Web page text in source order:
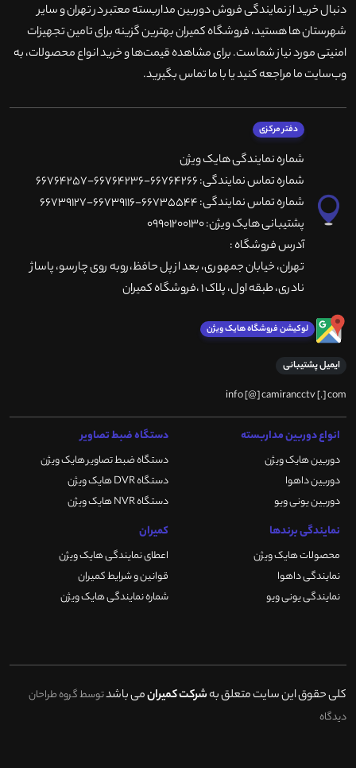
دنبال خرید از نمایندگی فروش دوربین مداربسته معتبر در تهران و سایر
شهرستان ها هستید، فروشگاه کمیران بهترین گزینه برای تامین تجهیزات
امنیتی مورد نیاز شماست. برای مشاهده قیمت‌ها و خرید انواع محصولات، به
وب‌سایت ما مراجعه کنید یا با ما تماس بگیرید.
دفتر مرکزی
شماره نمایندگی هایک ویژن
شماره تماس نمایندگی: 66764266-66764236-66764257
شماره تماس نمایندگی: 66735544-66739116-66739127
پشتیبانی هایک ویژن: 09901200130
آدرس فروشگاه :
تهران، خيابان جمهوری، بعد از پل حافظ،روبه روی چارسو، پاساژ
نادری، طبقه اول، پلاک 1 ،فروشگاه کمیران
لوکیشن فروشگاه هایک ویژن
ایمیل پشتیبانی
info [@] camirancctv [.] com
انواع دوربین مداربسته
دوربین هایک ویژن
دوربین داهوا
دوربین یونی ویو
دستگاه ضبط تصاویر
دستگاه ضبط تصاویر هایک ویژن
دستگاه DVR هایک ویژن
دستگاه NVR هایک ویژن
نمایندگی برندها
محصولات هایک ویژن
نمایندگی داهوا
نمایندگی یونی ویو
کمیران
اعطای نمایندگی هایک ویژن
قوانین و شرایط کمیران
شماره نمایندگی هایک ویژن
کلی حقوق این سایت متعلق بهشرکت کمیرانمی باشدتوسط گروه طراحان
دیدگاه